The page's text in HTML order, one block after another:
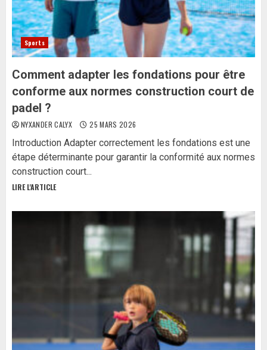
Sports
Comment adapter les fondations pour être
conforme aux normes construction court de
padel ?
NYXANDER CALYX 25 MARS 2026
Introduction Adapter correctement les fondations est une
étape déterminante pour garantir la conformité aux normes
construction court...
LIRE L'ARTICLE